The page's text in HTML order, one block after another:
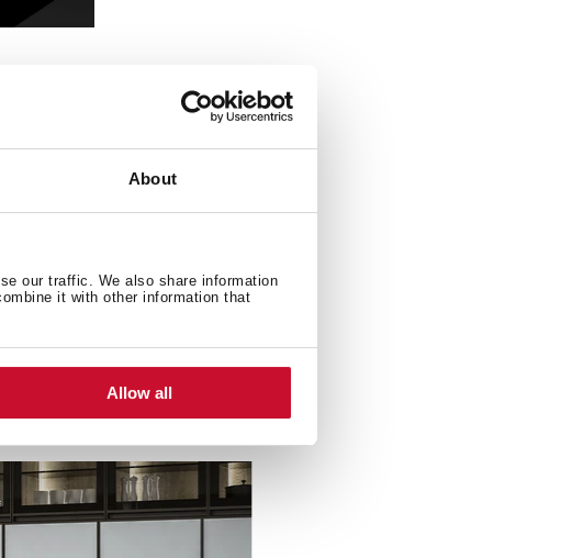
About
our traffic. We also share information
it with other information that
Allow all